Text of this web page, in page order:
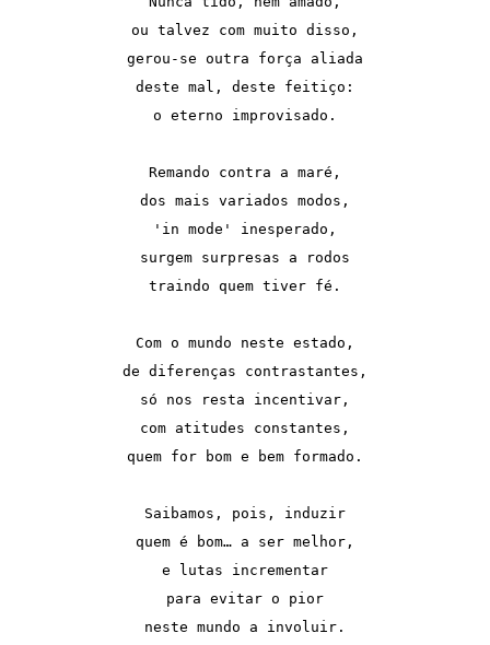
ou talvez com muito disso,
gerou-se outra força aliada
deste mal, deste feitiço:
o eterno improvisado.
Remando contra a maré,
dos mais variados modos,
'in mode' inesperado,
surgem surpresas a rodos
traindo quem tiver fé.
Com o mundo neste estado,
de diferenças contrastantes,
só nos resta incentivar,
com atitudes constantes,
quem for bom e bem formado.
Saibamos, pois, induzir
quem é bom… a ser melhor,
e lutas incrementar
para evitar o pior
neste mundo a involuir.